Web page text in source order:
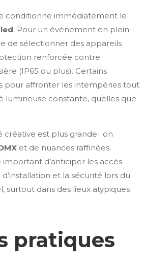
conditionne immédiatement le
. Pour un événement en plein
de sélectionner des appareils
renforcée contre
(IP65 ou plus). Certains
pour affronter les intempéries tout
lumineuse constante, quelles que
créative est plus grande : on
et de nuances raffinées.
d’anticiper les accès
et la sécurité lors du
surtout dans des lieux atypiques
pratiques